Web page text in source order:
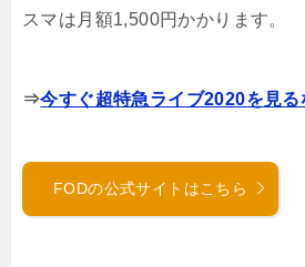
スマは月額1,500円かかります。
⇒今すぐ超特急ライブ2020を見る
FODの公式サイトはこちら